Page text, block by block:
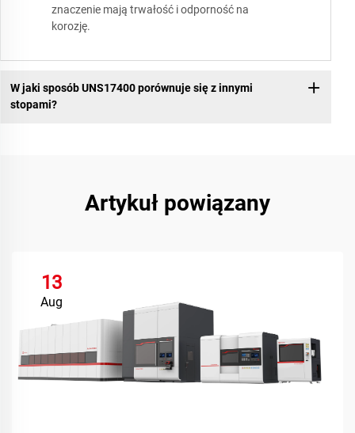
znaczenie mają trwałość i odporność na
korozję.
W jaki sposób UNS17400 porównuje się z innymi
stopami?
Artykuł powiązany
13
Aug